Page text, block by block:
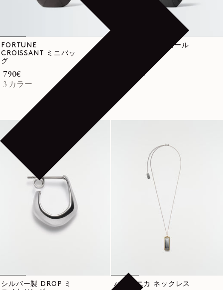
FORTUNE
CROISSANT ミニバッ
グ
通常価格
790€
3 カラー
CROISSANT スモール
通常価格
5 カラー
シルバー製 DROP ミ
ハーモニカ ネックレス